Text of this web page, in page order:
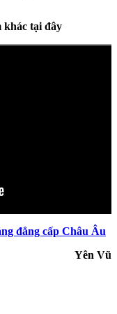
khác tại đây
đẳng cấp Châu Âu
Yên Vũ